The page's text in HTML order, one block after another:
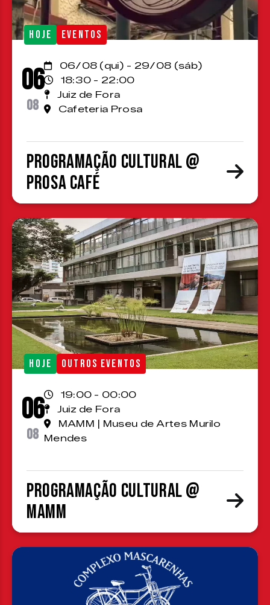
HOJE EVENTOS
06
08
06/08 (qui) - 29/08 (sáb)
18:30 - 22:00
Juiz de Fora
Cafeteria Prosa
Programação cultural @
Prosa Café
HOJE OUTROS EVENTOS
06
08
19:00 - 00:00
Juiz de Fora
MAMM | Museu de Artes Murilo
Mendes
Programação cultural @
MAMM